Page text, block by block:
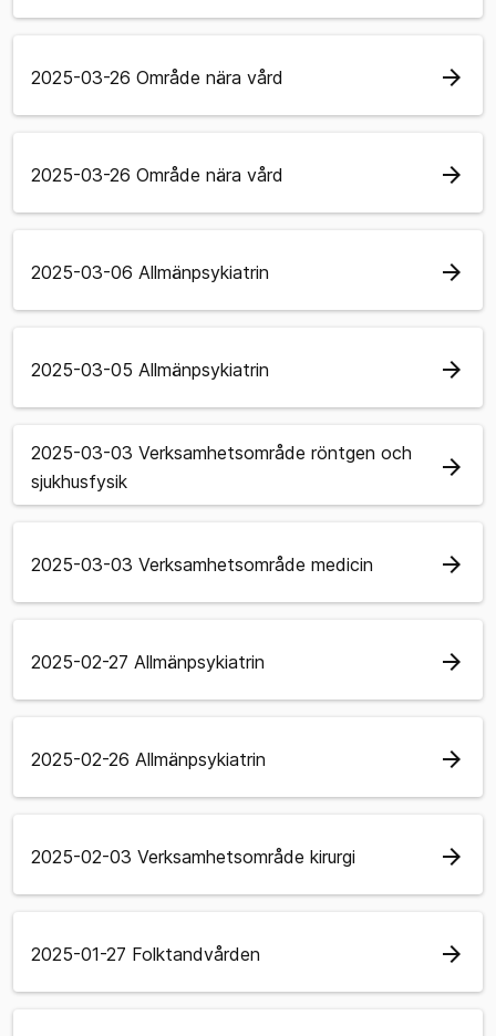
2025-03-26 Område nära vård arrow_forward
2025-03-26 Område nära vård arrow_forward
2025-03-06 Allmänpsykiatrin arrow_forward
2025-03-05 Allmänpsykiatrin arrow_forward
2025-03-03 Verksamhetsområde röntgen och
sjukhusfysik
arrow_forward
2025-03-03 Verksamhetsområde medicin arrow_forward
2025-02-27 Allmänpsykiatrin arrow_forward
2025-02-26 Allmänpsykiatrin arrow_forward
2025-02-03 Verksamhetsområde kirurgi arrow_forward
2025-01-27 Folktandvården arrow_forward